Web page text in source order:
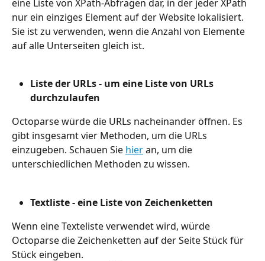
eine Liste von XPath-Abfragen dar, in der jeder XPath
nur ein einziges Element auf der Website lokalisiert.
Sie ist zu verwenden, wenn die Anzahl von Elemente
auf alle Unterseiten gleich ist.
Liste der URLs - um eine Liste von URLs
durchzulaufen
Octoparse würde die URLs nacheinander öffnen. Es
gibt insgesamt vier Methoden, um die URLs
einzugeben. Schauen Sie hier an, um die
unterschiedlichen Methoden zu wissen.
Textliste - eine Liste von Zeichenketten
Wenn eine Texteliste verwendet wird, würde
Octoparse die Zeichenketten auf der Seite Stück für
Stück eingeben.